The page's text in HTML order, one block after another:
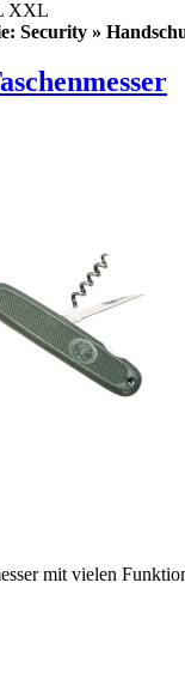
XXL
Security »
mit vielen